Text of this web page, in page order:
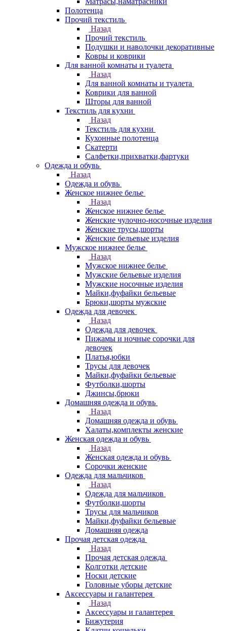
Полотенца
Прочий текстиль
Назад
Прочий текстиль
Подушки и наволочки декоративные
Ковры и коврики
Для ванной комнаты и туалета
Назад
Для ванной комнаты и туалета
Коврики для ванной
Шторы для ванной
Текстиль для кухни
Назад
Текстиль для кухни
Кухонные полотенца
Скатерти
Салфетки,прихватки,фартуки
Одежда и обувь
Назад
Одежда и обувь
Женское нижнее белье
Назад
Женское нижнее белье
Женские чулочно-носочные изделия
Женские трусы,шорты
Женские бельевые изделия
Мужское нижнее белье
Назад
Мужское нижнее белье
Мужские бельевые изделия
Мужские носочные изделия
Майки,фуфайки бельевые
Брюки,шорты мужские
Одежда для девочек
Назад
Одежда для девочек
Пижамы и ночные сорочки для
девочек
Платья,юбки
Трусы для девочек
Майки,фуфайки бельевые
Футболки,шорты
Джинсы,брюки
Домашняя одежда и обувь
Назад
Домашняя одежда и обувь
Халаты,комплекты женские
Женская одежда и обувь
Назад
Женская одежда и обувь
Сорочки женские
Одежда для мальчиков
Назад
Одежда для мальчиков
Футболки,шорты
Трусы для мальчиков
Майки,фуфайки бельевые
Домашняя одежда
Прочая детская одежда
Назад
Прочая детская одежда
Колготки детские
Носки детские
Головные уборы детские
Аксессуары и галантерея
Назад
Аксессуары и галантерея
Бижутерия